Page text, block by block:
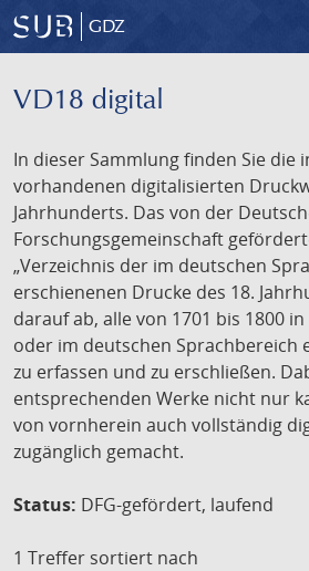
GDZ
VD18 digital
In dieser Sammlung finden Sie die
vorhandenen digitalisierten
Jahrhunderts. Das von der
Forschungsgemeinschaft
„Verzeichnis der im deutschen
erschienenen Drucke des 18.
darauf ab, alle von 1701 bis 1800
oder im deutschen Sprachbereich
zu erfassen und zu erschließen.
entsprechenden Werke nicht nur
von vornherein auch vollständig
zugänglich gemacht.
Status: DFG-gefördert, laufend
1 Treffer sortiert nach